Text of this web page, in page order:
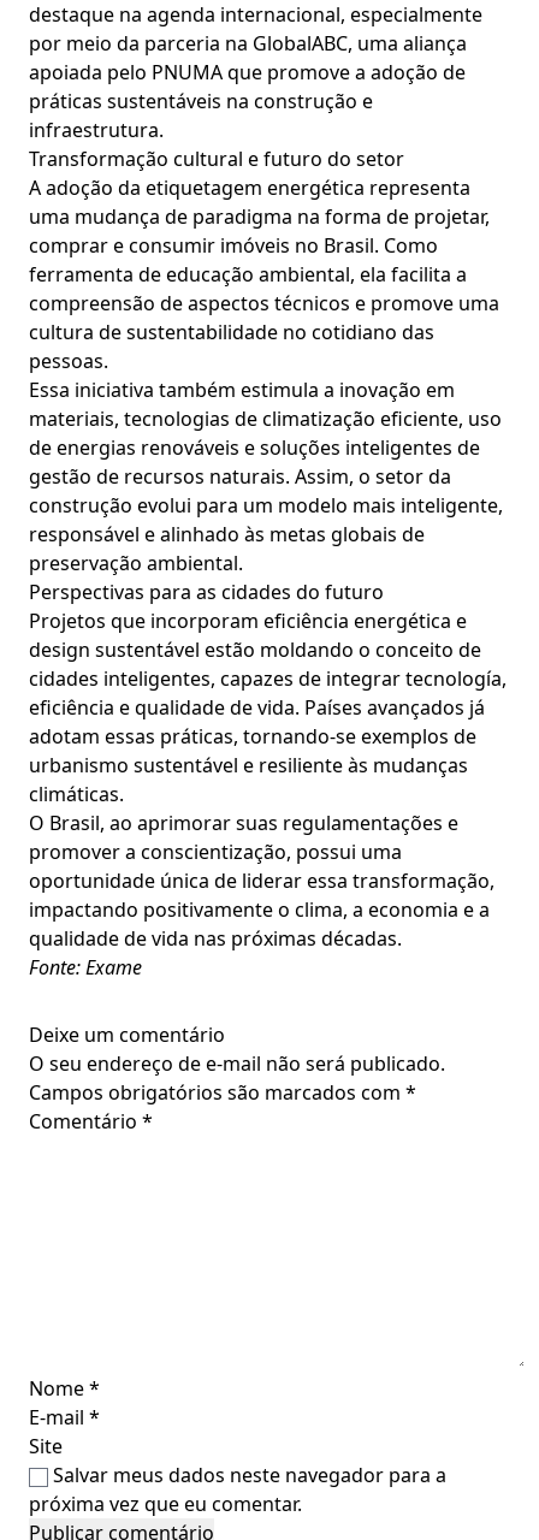
destaque na agenda internacional, especialmente
por meio da parceria na GlobalABC, uma aliança
apoiada pelo PNUMA que promove a adoção de
práticas sustentáveis na construção e
infraestrutura.
Transformação cultural e futuro do setor
A adoção da etiquetagem energética representa
uma mudança de paradigma na forma de projetar,
comprar e consumir imóveis no Brasil. Como
ferramenta de educação ambiental, ela facilita a
compreensão de aspectos técnicos e promove uma
cultura de sustentabilidade no cotidiano das
pessoas.
Essa iniciativa também estimula a inovação em
materiais, tecnologias de climatização eficiente, uso
de energias renováveis e soluções inteligentes de
gestão de recursos naturais. Assim, o setor da
construção evolui para um modelo mais inteligente,
responsável e alinhado às metas globais de
preservação ambiental.
Perspectivas para as cidades do futuro
Projetos que incorporam eficiência energética e
design sustentável estão moldando o conceito de
cidades inteligentes, capazes de integrar tecnología,
eficiência e qualidade de vida. Países avançados já
adotam essas práticas, tornando-se exemplos de
urbanismo sustentável e resiliente às mudanças
climáticas.
O Brasil, ao aprimorar suas regulamentações e
promover a conscientização, possui uma
oportunidade única de liderar essa transformação,
impactando positivamente o clima, a economia e a
qualidade de vida nas próximas décadas.
Fonte: Exame
Deixe um comentário
O seu endereço de e-mail não será publicado.
Campos obrigatórios são marcados com *
Comentário *
Nome*
E-mail *
Site
Salvar meus dados neste navegador para a
próxima vez que eu comentar.